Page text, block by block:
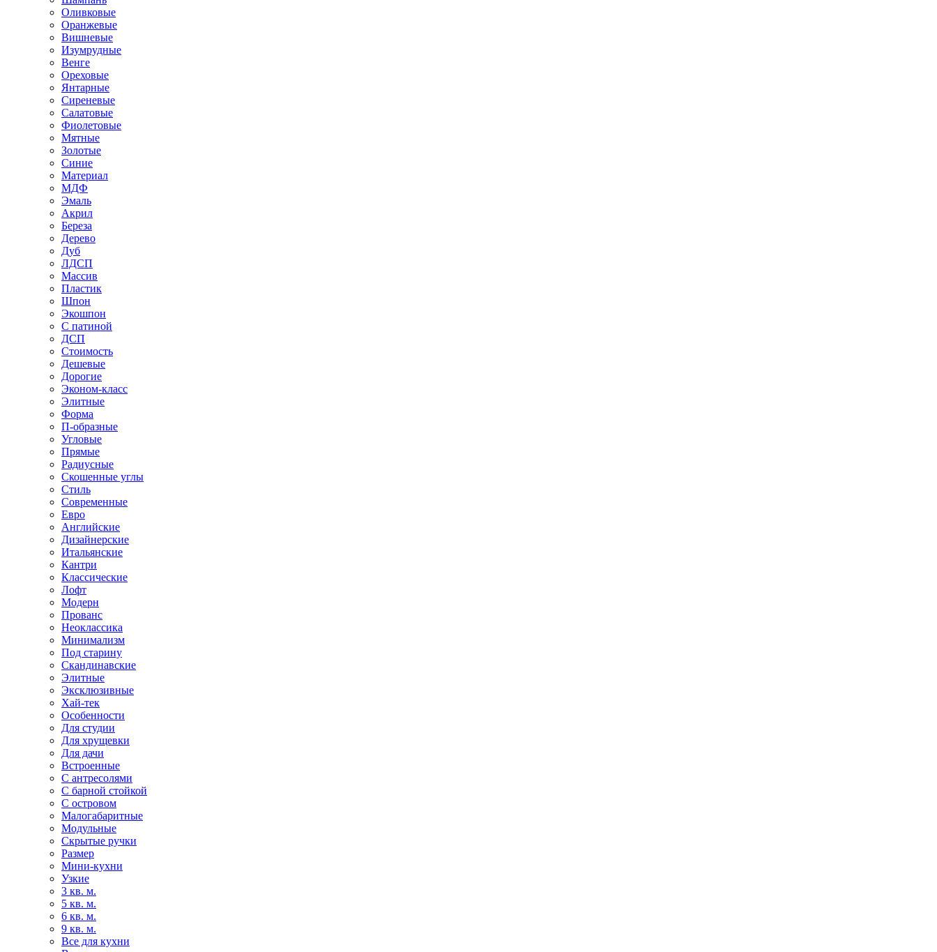
Оливковые
Оранжевые
Вишневые
Изумрудные
Венге
Ореховые
Янтарные
Сиреневые
Салатовые
Фиолетовые
Мятные
Золотые
Синие
Материал
МДФ
Эмаль
Акрил
Береза
Дерево
Дуб
ЛДСП
Массив
Пластик
Шпон
Экошпон
С патиной
ДСП
Стоимость
Дешевые
Дорогие
Эконом-класс
Элитные
Форма
П-образные
Угловые
Прямые
Радиусные
Скошенные углы
Стиль
Современные
Евро
Английские
Дизайнерские
Итальянские
Кантри
Классические
Лофт
Модерн
Прованс
Неоклассика
Минимализм
Под старину
Скандинавские
Элитные
Эксклюзивные
Хай-тек
Особенности
Для студии
Для хрущевки
Для дачи
Встроенные
С антресолями
С барной стойкой
С островом
Малогабаритные
Модульные
Скрытые ручки
Размер
Мини-кухни
Узкие
3 кв. м.
5 кв. м.
6 кв. м.
9 кв. м.
Все для кухни